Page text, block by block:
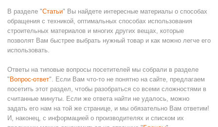
В разделе "Статьи" Вы найдете интересные материалы о способах
обращения с техникой, оптимальных способах использования
строительных материалов и многих других вещах, которые
позволят Вам быстрее выбрать нужный товар и как можно легче его
использовать.
Ответы на типовые вопросы посетителей мы собрали в разделе
" Вопрос-ответ". Если Вам что-то не понятно на сайте, предлагаем
посетить этот раздел, чтобы разобраться со всеми сложностями в
считанные минуты. Если же ответа найти не удалось, можно
задать его нам на той же странице, и мы обязательно Вам ответим!
И, наконец, с информацией о производителях и списком их